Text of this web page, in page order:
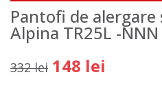
Pantofi de alergare
Alpina TR25L -NNN
332 lei 148 lei